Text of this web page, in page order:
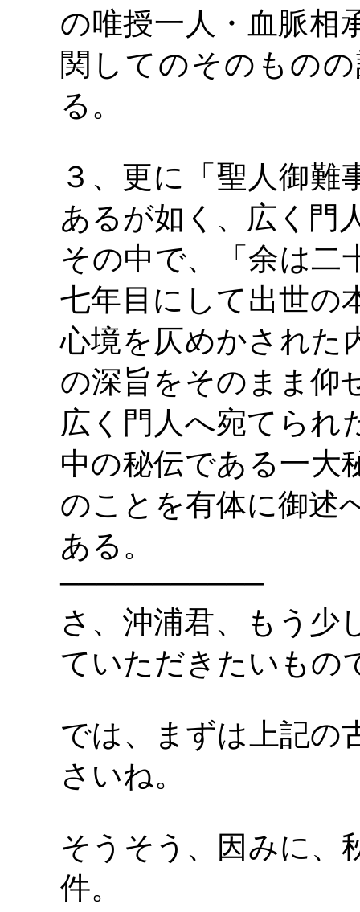
の唯授一人・血脈相
関してのそのもの
る。
３、更に「聖人御難
あるが如く、広く門
その中で、「余は二
七年目にして出世の
心境を仄めかされた
の深旨をそのまま仰
広く門人へ宛てられ
中の秘伝である一大
のことを有体に御述
ある。
―――――――――――
さ、沖浦君、もう少
ていただきたいもの
では、まずは上記の
さいね。
そうそう、因みに、
件。